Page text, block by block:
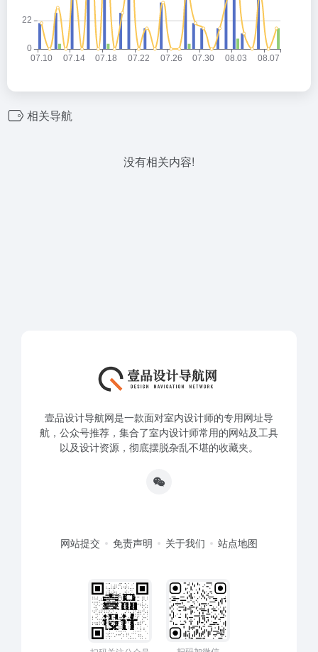
相关导航
没有相关内容!
壹品设计导航网是一款面对室内设计师的专用网址导
航，公众号推荐，集合了室内设计师常用的网站及工具
以及设计资源，彻底摆脱杂乱不堪的收藏夹。
网站提交 免责声明 关于我们 站点地图